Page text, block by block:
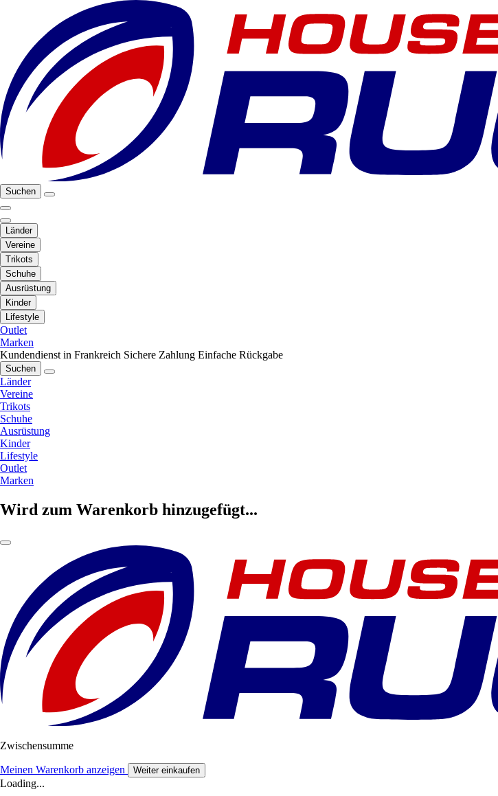
Suchen
Länder
Vereine
Trikots
Schuhe
Ausrüstung
Kinder
Lifestyle
Outlet
Marken
Kundendienst in Frankreich Sichere Zahlung Einfache Rückgabe
Suchen
Länder
Vereine
Trikots
Schuhe
Ausrüstung
Kinder
Lifestyle
Outlet
Marken
Wird zum Warenkorb hinzugefügt...
Zwischensumme
Meinen Warenkorb anzeigen Weiter einkaufen
Loading...